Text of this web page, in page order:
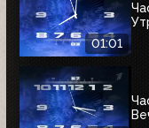
01:01